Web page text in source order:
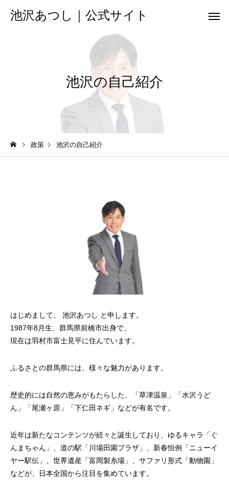
池沢あつし｜公式サイト
池沢の自己紹介
政策 池沢の自己紹介
はじめまして、 池沢あつし と申します。
1987年8月生、群馬県前橋市出身で、
現在は羽村市富士見平に住んでいます。
ふるさとの群馬県には、様々な魅力があります。
歴史的には自然の恵みがもたらした、「草津温泉」「水沢うど
ん」「尾瀬ヶ原」「下仁田ネギ」などが有名です。
近年は新たなコンテンツが続々と誕生しており、ゆるキャラ「ぐ
んまちゃん」、道の駅「川場田園プラザ」、新春恒例「ニューイ
ヤー駅伝」、世界遺産「富岡製糸場」、サファリ形式「動物園」
などが、日本全国から注目を集めています。